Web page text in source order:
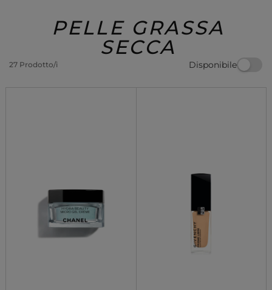
Regalo
PELLE GRASSA
SECCA
27 Prodotto/i Disponibile